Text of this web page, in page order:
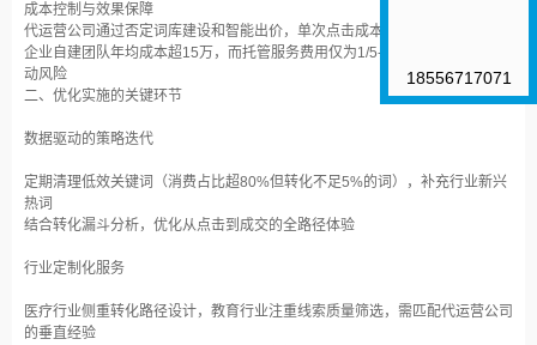
成本控制与效果保障‌
代运营公司通过否定词库建设和智能出价，单次点击成本可降低25%以上‌
企业自建团队年均成本超15万，而托管服务费用仅为1/5-1/3，且规避人员流
动风险‌
二、优化实施的关键环节
数据驱动的策略迭代‌
定期清理低效关键词（消费占比超80%但转化不足5%的词），补充行业新兴
热词‌
结合转化漏斗分析，优化从点击到成交的全路径体验‌
行业定制化服务‌
医疗行业侧重转化路径设计，教育行业注重线索质量筛选，需匹配代运营公司
的垂直经验‌
18556717071